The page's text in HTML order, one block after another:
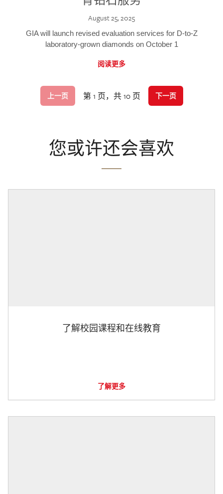
August 25, 2025
GIA will launch revised evaluation services for D-to-Z
laboratory-grown diamonds on October 1
阅读更多
上一页 第 1 页，共 10 页 下一页
您或许还会喜欢
了解校园课程和在线教育
了解更多